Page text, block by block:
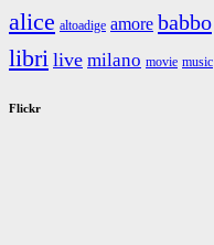
alice altoadige amore babbo
libri live milano movie music
Flickr